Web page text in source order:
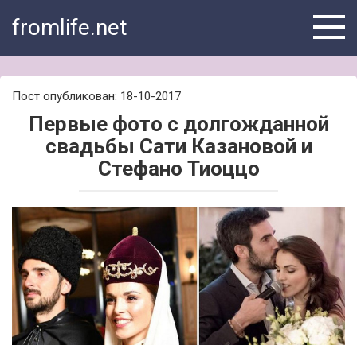
fromlife.net
Пост опубликован: 18-10-2017
Первые фото с долгожданной
свадьбы Сати Казановой и
Стефано Тиоццо